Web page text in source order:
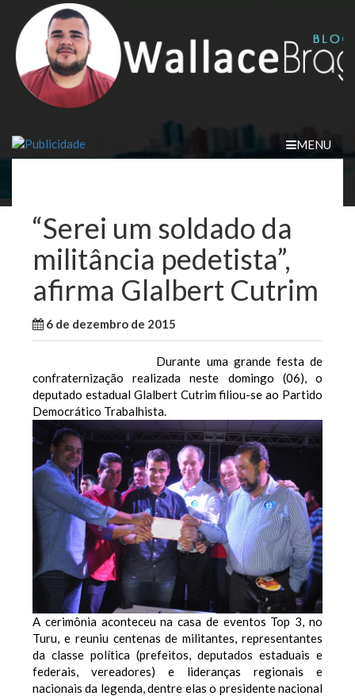
content
MENU
“Serei um soldado da
militância pedetista”,
afirma Glalbert Cutrim
6 de dezembro de 2015
Durante uma grande festa de
confraternização realizada neste domingo (06), o
deputado estadual Glalbert Cutrim filiou-se ao Partido
Democrático Trabalhista.
A cerimônia aconteceu na casa de eventos Top 3, no
Turu, e reuniu centenas de militantes, representantes
da classe política (prefeitos, deputados estaduais e
federais, vereadores) e lideranças regionais e
nacionais da legenda, dentre elas o presidente nacional